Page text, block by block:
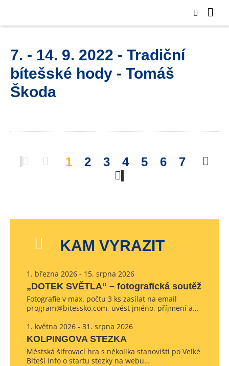
7. - 14. 9. 2022 - Tradiční
bítešské hody - Tomáš
Škoda
1 2 3 4 5 6 7
KAM VYRAZIT
1. března 2026 - 15. srpna 2026
„DOTEK SVĚTLA“ – fotografická soutěž
Fotografie v max. počtu 3 ks zasílat na email
program@bitessko.com, uvést jméno, příjmení a…
1. května 2026 - 31. srpna 2026
KOLPINGOVA STEZKA
Městská šifrovací hra s několika stanovišti po Velké
Bíteši Info o startu stezky na webu…